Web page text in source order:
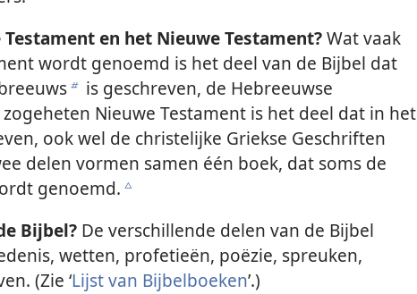
en het Nieuwe Testament?Wat vaak
wordt genoemd is het deel van de Bijbel dat
b is geschreven, de Hebreeuwse
Nieuwe Testament is het deel dat in het
ook wel de christelijke Griekse Geschriften
delen vormen samen één boek, dat soms de
genoemd. c
Bijbel?De verschillende delen van de Bijbel
wetten, profetieën, poëzie, spreuken,
(Zie ‘Lijst van Bijbelboeken’.)